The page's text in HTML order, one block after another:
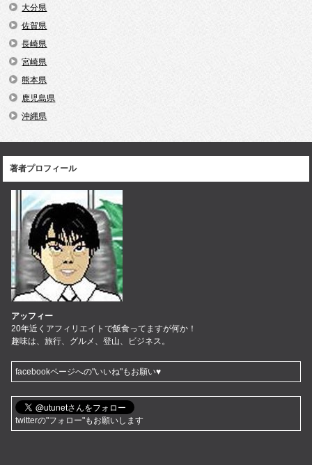
大分県
佐賀県
長崎県
宮崎県
熊本県
鹿児島県
沖縄県
著者プロフィール
アッフィー
20年近くアフィリエイトで飯食ってますが何か！
趣味は、旅行、グルメ、登山、ビジネス。
facebookページへの"いいね"もお願い♥
twitterの"フォロー"もお願いします